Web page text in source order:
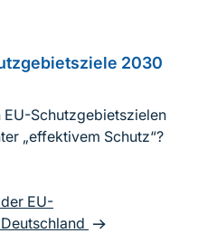
2030
EU-Schutzgebietszielen
„effektivem Schutz“?
EU-